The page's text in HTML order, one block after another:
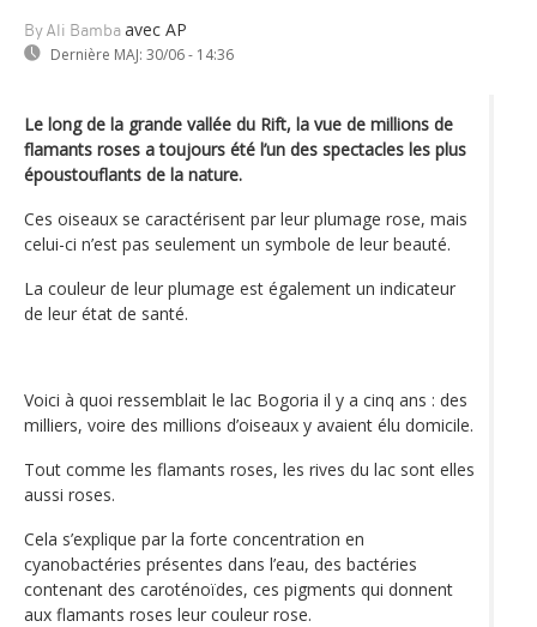
By Ali Bamba avec AP
Dernière MAJ: 30/06 - 14:36
Le long de la grande vallée du Rift, la vue de millions de
flamants roses a toujours été l’un des spectacles les plus
époustouflants de la nature.
Ces oiseaux se caractérisent par leur plumage rose, mais
celui-ci n’est pas seulement un symbole de leur beauté.
La couleur de leur plumage est également un indicateur
de leur état de santé.
Voici à quoi ressemblait le lac Bogoria il y a cinq ans : des
milliers, voire des millions d’oiseaux y avaient élu domicile.
Tout comme les flamants roses, les rives du lac sont elles
aussi roses.
Cela s’explique par la forte concentration en
cyanobactéries présentes dans l’eau, des bactéries
contenant des caroténoïdes, ces pigments qui donnent
aux flamants roses leur couleur rose.